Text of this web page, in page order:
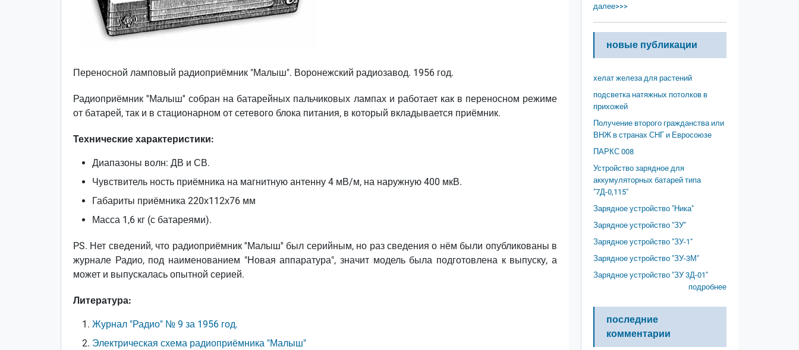
Переносной ламповый радиоприёмник "Малыш". Воронежский радиозавод. 1956 год.
Радиоприёмник ''Малыш'' собран на батарейных пальчиковых лампах и работает как в переносном режиме
от батарей, так и в стационарном от сетевого блока питания, в который вкладывается приёмник.
Технические характеристики:
Диапазоны волн: ДВ и СВ.
Чувствитель ность приёмника на магнитную антенну 4 мВ/м, на наружную 400 мкВ.
Габариты приёмника 220х112х76 мм
Масса 1,6 кг (с батареями).
PS. Нет сведений, что радиоприёмник ''Малыш'' был серийным, но раз сведения о нём были опубликованы в
журнале Радио, под наименованием "Новая аппаратура", значит модель была подготовлена к выпуску, а
может и выпускалась опытной серией.
Литература:
Журнал "Радио" № 9 за 1956 год.
Электрическая схема радиоприёмника "Малыш"
далее>>>
новые публикации
хелат железа для растений
подсветка натяжных потолков в
прихожей
Получение второго гражданства или
ВНЖ в странах СНГ и Евросоюзе
ПАРКС 008
Устройство зарядное для
аккумуляторных батарей типа
"7Д-0,115"
Зарядное устройство "Ника"
Зарядное устройство "ЗУ"
Зарядное устройство "ЗУ-1"
Зарядное устройство "ЗУ-3М"
Зарядное устройство "ЗУ 3Д-01"
подробнее
последние
комментарии